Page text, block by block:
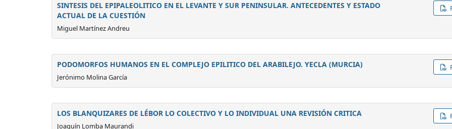
SINTESIS DEL EPIPALEOLITICO EN EL LEVANTE Y SUR PENINSULAR. ANTECEDENTES Y ESTADO
ACTUAL DE LA CUESTIÓN
Miguel Martínez Andreu
PODOMORFOS HUMANOS EN EL COMPLEJO EPILITICO DEL ARABILEJO. YECLA (MURCIA)
Jerónimo Molina García
LOS BLANQUIZARES DE LÉBOR LO COLECTIVO Y LO INDIVIDUAL UNA REVISIÓN CRITICA
Joaquín Lomba Maurandi